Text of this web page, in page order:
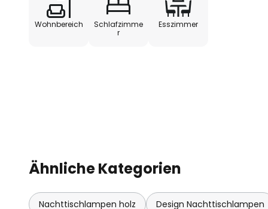
Wohnbereich
Schlafzimme
r
Esszimmer
Ähnliche Kategorien
Nachttischlampen holz Design Nachttischlampen